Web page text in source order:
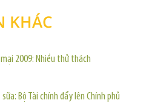
KHÁC
2009: Nhiều thử thách
Bộ Tài chính đẩy lên Chính phủ